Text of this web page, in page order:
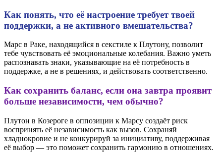
Как понять, что её настроение требует твоей
поддержки, а не активного вмешательства?
Марс в Раке, находящийся в секстиле к Плутону, позволит
тебе чувствовать её эмоциональные колебания. Важно уметь
распознавать знаки, указывающие на её потребность в
поддержке, а не в решениях, и действовать соответственно.
Как сохранить баланс, если она завтра проявит
больше независимости, чем обычно?
Плутон в Козероге в оппозиции к Марсу создаёт риск
воспринять её независимость как вызов. Сохраняй
хладнокровие и не конкурируй за инициативу, поддерживая
её выбор — это поможет сохранить гармонию в отношениях.